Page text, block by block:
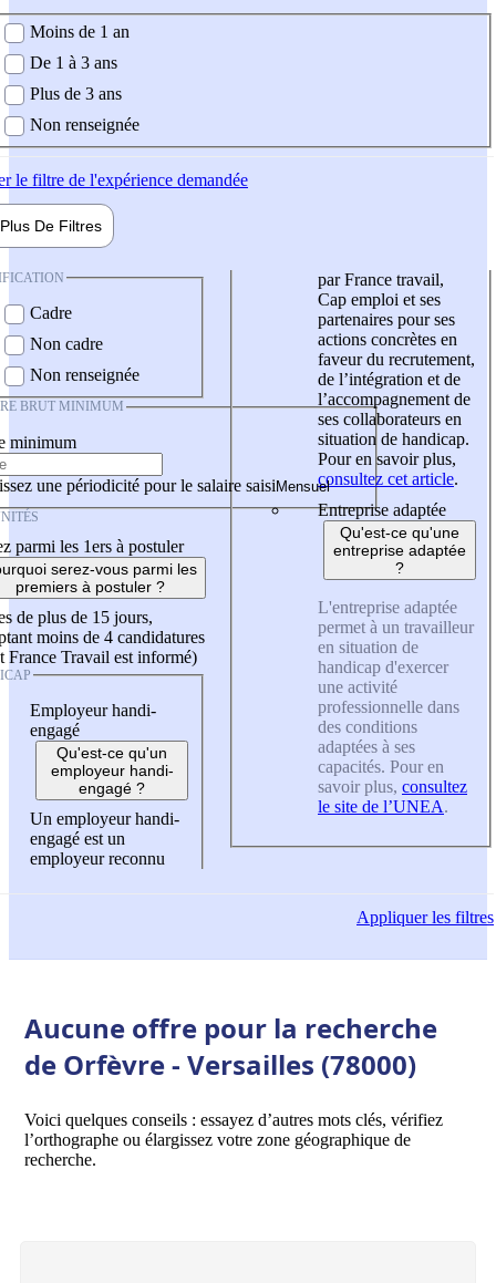
demandée
Moins de 1 an
De 1 à 3 ans
Plus de 3 ans
Non renseignée
le filtre de l'expérience demandée
Plus De Filtres
Cadre
Non cadre
Non renseignée
BRUT MINIMUM
minimum
une périodicité pour le salaire saisi
parmi les 1ers à postuler
serez-vous parmi les
premiers à postuler ?
de plus de 15 jours,
moins de 4 candidatures
France Travail est informé)
Employeur handi-
engagé
Qu'est-ce qu'un
employeur handi-
engagé ?
Un employeur handi-
engagé est un
employeur reconnu
par France travail,
Cap emploi et ses
partenaires pour ses
actions concrètes en
faveur du recrutement,
de l’intégration et de
l’accompagnement de
ses collaborateurs en
situation de handicap.
Pour en savoir plus,
consultez cet article.
Entreprise adaptée
Qu'est-ce qu'une
entreprise adaptée
?
L'entreprise adaptée
permet à un travailleur
en situation de
handicap d'exercer
une activité
professionnelle dans
des conditions
adaptées à ses
capacités. Pour en
savoir plus, consultez
le site de l’UNEA.
Appliquerles filtres
Aucune offre pour la recherche
de Orfèvre - Versailles (78000)
Voici quelques conseils : essayez d’autres mots clés, vérifiez
l’orthographe ou élargissez votre zone géographique de
recherche.